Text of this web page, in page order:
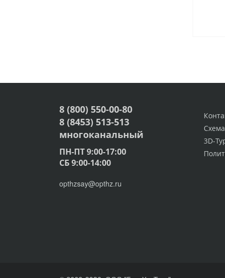
3D-
8 (800) 550-00-80
8 (8453) 513-513
многоканальный
ПН-ПТ 9:00-17:00
СБ 9:00-14:00
opthzsay@opthz.ru